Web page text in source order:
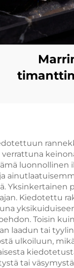
hopeaa
Kiedotettu
Toisin
laadun tai
ulkoiluun,
tai